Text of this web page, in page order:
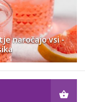
naročajo vsi -